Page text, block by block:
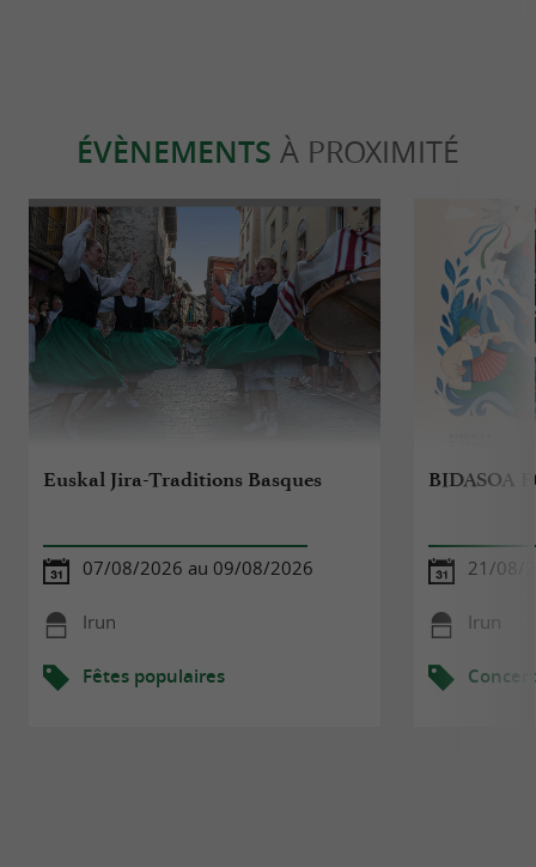
ÉVÈNEMENTS À PROXIMITÉ
Euskal Jira-Traditions Basques
07/08/2026 au 09/08/2026
Irun
Fêtes populaires
BIDASOA
21/08/
Irun